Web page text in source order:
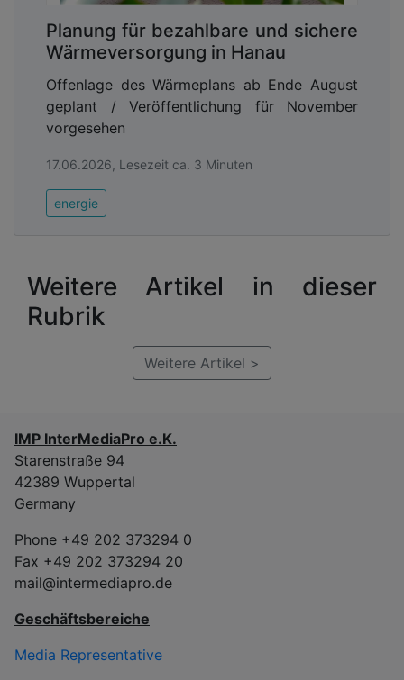
Planung für bezahlbare und sichere
Wärmeversorgung in Hanau
Offenlage des Wärmeplans ab Ende August
geplant / Veröffentlichung für November
vorgesehen
17.06.2026, Lesezeit ca. 3 Minuten
energie
Weitere Artikel in dieser
Rubrik
Weitere Artikel >
IMP InterMediaPro e.K.
Starenstraße 94
42389 Wuppertal
Germany
Phone +49 202 373294 0
Fax +49 202 373294 20
mail@intermediapro.de
Geschäftsbereiche
Media Representative